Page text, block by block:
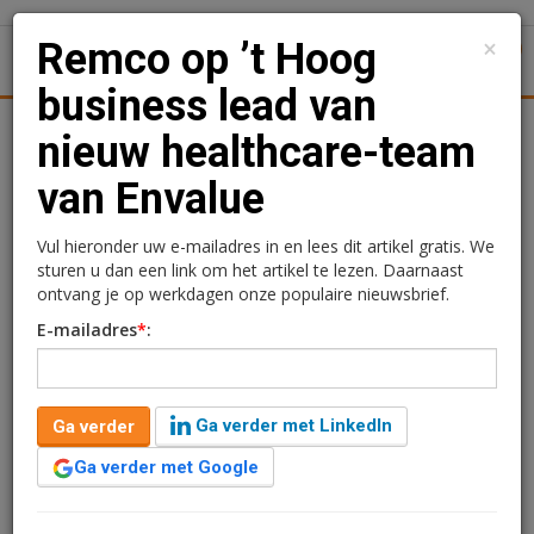
Juridisch | Fiscaal Transacties
Remco op ’t Hoog
business lead van nieuw
healthcare-team van
Envalue
Redactie
14 januari 2025 om 09:46
2 jaar geleden aangepast
1 minuut leestijd
Remco op ’t Hoog is aangesteld als business lead van
×
Remco op ’t Hoog
business lead van
nieuw healthcare-team
van Envalue
Vul hieronder uw e-mailadres in en lees dit artikel gratis. We
sturen u dan een link om het artikel te lezen. Daarnaast
ontvang je op werkdagen onze populaire nieuwsbrief.
E-mailadres*:
Ga verder
Ga verder met LinkedIn
Ga verder met Google